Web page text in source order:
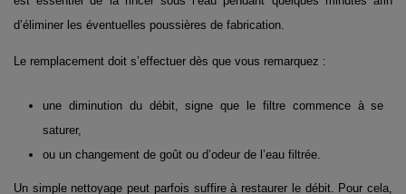
d’éliminer les éventuelles poussières de fabrication.
Le remplacement doit s’effectuer dès que vous remarquez :
une diminution du débit, signe que le filtre commence à se
saturer,
ou un changement de goût ou d’odeur de l’eau filtrée.
Un simple nettoyage peut parfois suffire à restaurer le débit. Pour cela,